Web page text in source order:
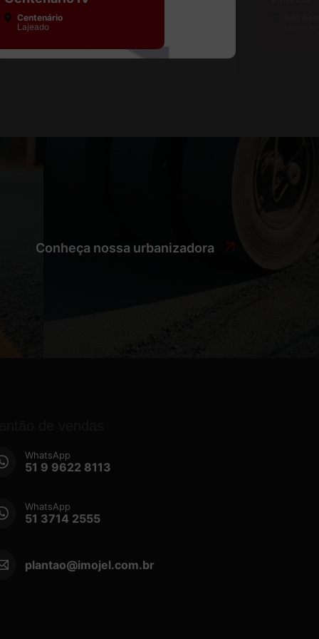
Centenário
Lajeado
Conheça nossa urbanizadora
WhatsApp
51 9 9622 8113
WhatsApp
51 3714 2555
plantao@imojel.com.br